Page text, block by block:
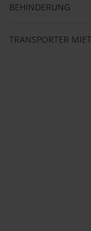
BEHINDERUNG
TRANSPORTER